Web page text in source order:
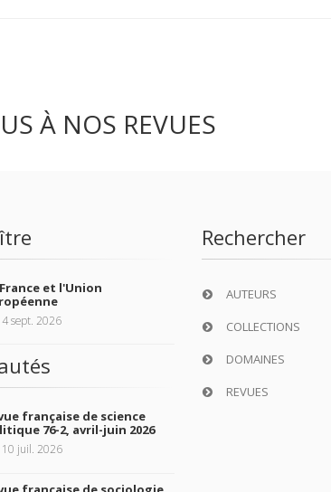
À NOS REVUES
et l'Union
4 sept. 2026
française de science
76-2, avril-juin 2026
10 juil. 2026
Rechercher
AUTEURS
COLLECTIONS
DOMAINES
REVUES